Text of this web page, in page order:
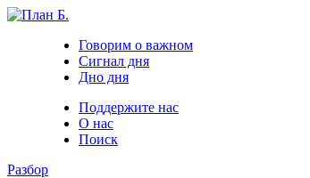
Говорим о важном
Сигнал дня
Дно дня
Поддержите нас
О нас
Поиск
Разбор